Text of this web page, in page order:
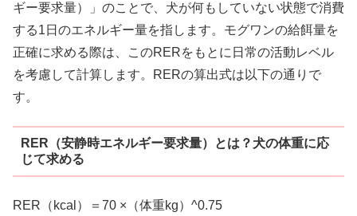
ギー要求量）」のことで、犬が何もしていない状態で消費
する1日のエネルギー量を指します。モグワンの給餌量を
正確に求める際は、このRERをもとに日常の活動レベル
を考慮して計算します。RERの算出式は以下の通りで
す。
RER（安静時エネルギー要求量）とは？犬の体重に応
じて求める
RER（kcal）＝70 ×（体重kg）^0.75